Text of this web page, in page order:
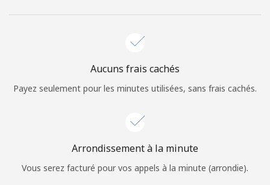
Rappel du mot de passe →
Login
Aucuns frais cachés
Payez seulement pour les minutes utilisées, sans frais cachés.
Arrondissement à la minute
Vous serez facturé pour vos appels à la minute (arrondie).